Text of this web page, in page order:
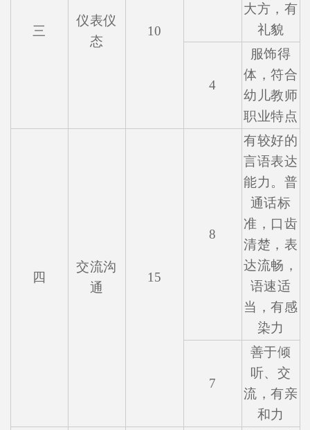
三
仪表仪
态
10
大方，有
礼貌
4
服饰得
体，符合
幼儿教师
职业特点
四
交流沟
通
15
8
有较好的
言语表达
能力。普
通话标
准，口齿
清楚，表
达流畅，
语速适
当，有感
染力
7
善于倾
听、交
流，有亲
和力